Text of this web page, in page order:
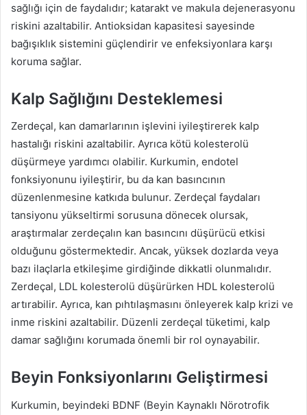
sağlığı için de faydalıdır; katarakt ve makula dejenerasyonu
riskini azaltabilir. Antioksidan kapasitesi sayesinde
bağışıklık sistemini güçlendirir ve enfeksiyonlara karşı
koruma sağlar.
Kalp Sağlığını Desteklemesi
Zerdeçal, kan damarlarının işlevini iyileştirerek kalp
hastalığı riskini azaltabilir. Ayrıca kötü kolesterolü
düşürmeye yardımcı olabilir. Kurkumin, endotel
fonksiyonunu iyileştirir, bu da kan basıncının
düzenlenmesine katkıda bulunur. Zerdeçal faydaları
tansiyonu yükseltirmi sorusuna dönecek olursak,
araştırmalar zerdeçalın kan basıncını düşürücü etkisi
olduğunu göstermektedir. Ancak, yüksek dozlarda veya
bazı ilaçlarla etkileşime girdiğinde dikkatli olunmalıdır.
Zerdeçal, LDL kolesterolü düşürürken HDL kolesterolü
artırabilir. Ayrıca, kan pıhtılaşmasını önleyerek kalp krizi ve
inme riskini azaltabilir. Düzenli zerdeçal tüketimi, kalp
damar sağlığını korumada önemli bir rol oynayabilir.
Beyin Fonksiyonlarını Geliştirmesi
Kurkumin, beyindeki BDNF (Beyin Kaynaklı Nörotrofik